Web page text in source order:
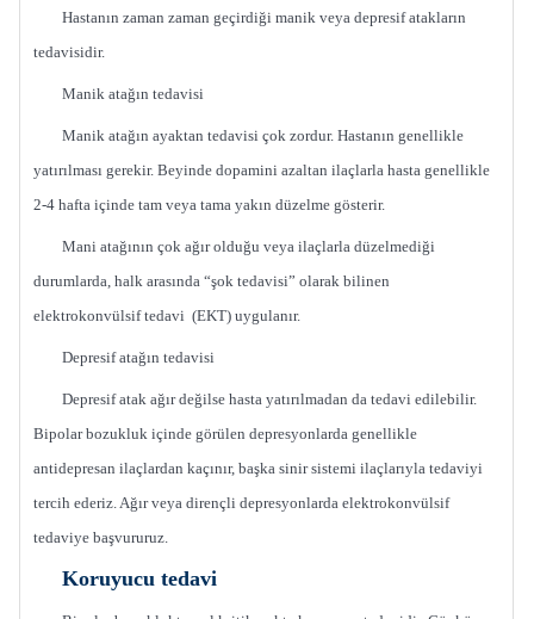
Hastanın zaman zaman geçirdiği manik veya depresif atakların
tedavisidir.
Manik atağın tedavisi
Manik atağın ayaktan tedavisi çok zordur. Hastanın genellikle
yatırılması gerekir. Beyinde dopamini azaltan ilaçlarla hasta genellikle
2-4 hafta içinde tam veya tama yakın düzelme gösterir.
Mani atağının çok ağır olduğu veya ilaçlarla düzelmediği
durumlarda, halk arasında “şok tedavisi” olarak bilinen
elektrokonvülsif tedavi (EKT) uygulanır.
Depresif atağın tedavisi
Depresif atak ağır değilse hasta yatırılmadan da tedavi edilebilir.
Bipolar bozukluk içinde görülen depresyonlarda genellikle
antidepresan ilaçlardan kaçınır, başka sinir sistemi ilaçlarıyla tedaviyi
tercih ederiz. Ağır veya dirençli depresyonlarda elektrokonvülsif
tedaviye başvururuz.
Koruyucu tedavi